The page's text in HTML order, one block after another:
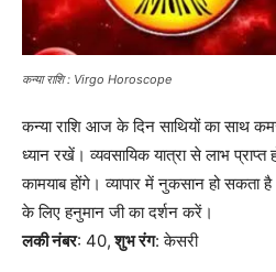
कन्या राशि : Virgo Horoscope
कन्या राशि आज के दिन साथियों का साथ
ध्यान रखें। व्यवसायिक यात्रा से लाभ
कामयाब होंगे। व्यापार में नुकसान हो सकता
के लिए हनुमान जी का दर्शन करें।
लकी नंबर: 40,शुभ रंग: केसरी